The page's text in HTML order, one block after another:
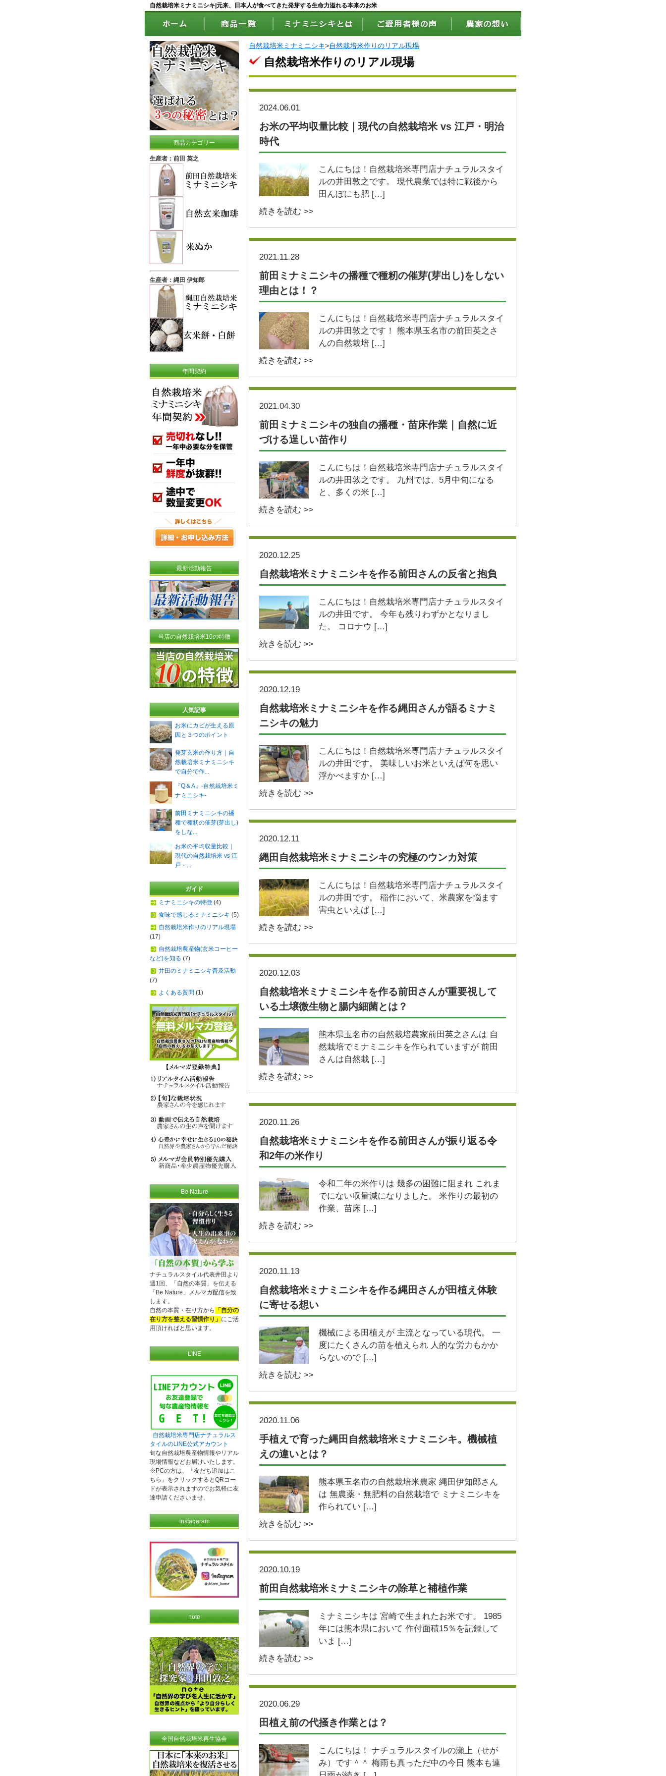
自然栽培米ミナミニシキ|元来、日本人が食べてきた発芽する生命力溢れる本来のお米
自然栽培米ミナミニシキ>自然栽培米作りのリアル現場
自然栽培米作りのリアル現場
2024.06.01
お米の平均収量比較｜現代の自然栽培米 vs 江戸・明治
時代
こんにちは！自然栽培米専門店ナチュラルスタイ
ルの井田敦之です。 現代農業では特に戦後から
田んぼにも肥 […]
続きを読む >>
2021.11.28
前田ミナミニシキの播種で種籾の催芽(芽出し)をしない
理由とは！？
こんにちは！自然栽培米専門店ナチュラルスタイ
ルの井田敦之です！ 熊本県玉名市の前田英之さ
んの自然栽培 […]
続きを読む >>
2021.04.30
前田ミナミニシキの独自の播種・苗床作業｜自然に近
づける逞しい苗作り
こんにちは！自然栽培米専門店ナチュラルスタイ
ルの井田敦之です。 九州では、5月中旬になる
と、多くの米 […]
続きを読む >>
2020.12.25
自然栽培米ミナミニシキを作る前田さんの反省と抱負
こんにちは！自然栽培米専門店ナチュラルスタイ
ルの井田です。 今年も残りわずかとなりまし
た。 コロナウ […]
続きを読む >>
2020.12.19
自然栽培米ミナミニシキを作る縄田さんが語るミナミ
ニシキの魅力
こんにちは！自然栽培米専門店ナチュラルスタイ
ルの井田です。 美味しいお米といえば何を思い
浮かべますか […]
続きを読む >>
2020.12.11
縄田自然栽培米ミナミニシキの究極のウンカ対策
こんにちは！自然栽培米専門店ナチュラルスタイ
ルの井田です。 稲作において、米農家を悩ます
害虫といえば […]
続きを読む >>
2020.12.03
自然栽培米ミナミニシキを作る前田さんが重要視して
いる土壌微生物と腸内細菌とは？
熊本県玉名市の自然栽培農家前田英之さんは 自
然栽培でミナミニシキを作られていますが 前田
さんは自然栽 […]
続きを読む >>
2020.11.26
自然栽培米ミナミニシキを作る前田さんが振り返る令
和2年の米作り
令和二年の米作りは 幾多の困難に阻まれ これま
でにない収量減になりました。 米作りの最初の
作業、苗床 […]
続きを読む >>
2020.11.13
自然栽培米ミナミニシキを作る縄田さんが田植え体験
に寄せる想い
機械による田植えが 主流となっている現代。 一
度にたくさんの苗を植えられ 人的な労力もかか
らないので […]
続きを読む >>
2020.11.06
手植えで育った縄田自然栽培米ミナミニシキ。機械植
えの違いとは？
熊本県玉名市の自然栽培米農家 縄田伊知郎さん
は 無農薬・無肥料の自然栽培で ミナミニシキを
作られてい […]
続きを読む >>
2020.10.19
前田自然栽培米ミナミニシキの除草と補植作業
ミナミニシキは 宮崎で生まれたお米です。 1985
年には熊本県において 作付面積15％を記録して
いま […]
続きを読む >>
2020.06.29
田植え前の代掻き作業とは？
こんにちは！ ナチュラルスタイルの瀬上（せが
み）です＾＾ 梅雨も真っただ中の今日 熊本も連
商品カテゴリー
生産者：前田 英之
生産者：縄田 伊知郎
年間契約
最新活動報告
当店の自然栽培米10の特徴
人気記事
お米にカビが生える原
因と３つのポイント
発芽玄米の作り方｜自
然栽培米ミナミニシキ
で自分で作...
『Q＆A』-自然栽培米ミ
ナミニシキ-
前田ミナミニシキの播
種で種籾の催芽(芽出し)
をしな...
お米の平均収量比較｜
現代の自然栽培米 vs 江
戸・...
ガイド
ミナミニシキの特徴 (4)
食味で感じるミナミニシキ (5)
自然栽培米作りのリアル現場
(17)
自然栽培農産物(玄米コーヒー
など)を知る (7)
井田のミナミニシキ普及活動
(7)
よくある質問 (1)
Be Nature
ナチュラルスタイル代表井田より
週1回、「自然の本質」を伝える
「Be Nature」メルマガ配信を致
します。
自然の本質・在り方から
「自分の
在り方を整える習慣作り」 にご活
用頂ければと思います。
LINE
自然栽培米専門店ナチュラルス
タイルのLINE公式アカウント
旬な自然栽培農産物情報やリアル
現場情報などお届けいたします。
※PCの方は、「友だち追加はこ
ちら」をクリックするとQRコー
ドが表示されますのでお気軽に友
達申請くださいませ。
instagaram
note
全国自然栽培米再生協会